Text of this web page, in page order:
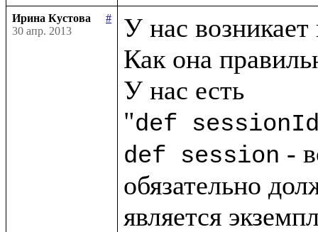
Ирина Кустова
#
30 апр. 2013
У нас
Как она
У нас есть
"def
def session -
обязательно
является